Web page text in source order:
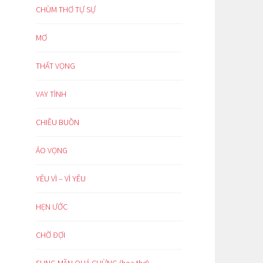
CHÙM THƠ TỰ SỰ
MƠ
THẤT VỌNG
VAY TÌNH
CHIỀU BUỒN
ẢO VỌNG
YÊU VÌ – VÌ YÊU
HẸN ƯỚC
CHỜ ĐỢI